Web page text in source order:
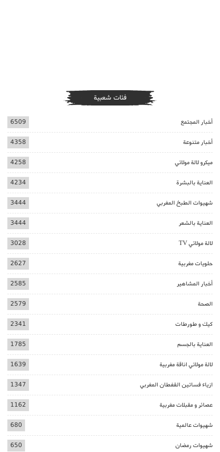
فئات شعبية
أخبار المجتمع 6509
أخبار متنوعة 4358
ميكرو لالة مولاتي 4258
العناية بالبشرة 4234
شهيوات الطبخ المغربي 3444
العناية بالشعر 3444
لالة مولاتي TV 3028
حلويات مغربية 2627
أخبار المشاهير 2585
الصحة 2579
كيك و طورطات 2341
العناية بالجسم 1785
لالة مولاتي اناقة مغربية 1639
ازياء فساتين القفطان المغربي 1347
عصائر و مقبلات مغربية 1162
شهيوات عالمية 680
شهيوات رمضان 650